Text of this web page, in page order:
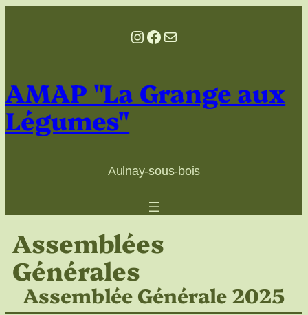
Instagram
Facebook
E-mail
AMAP "La Grange aux
Légumes"
Aulnay-sous-bois
Assemblées
Générales
Assemblée Générale 2025